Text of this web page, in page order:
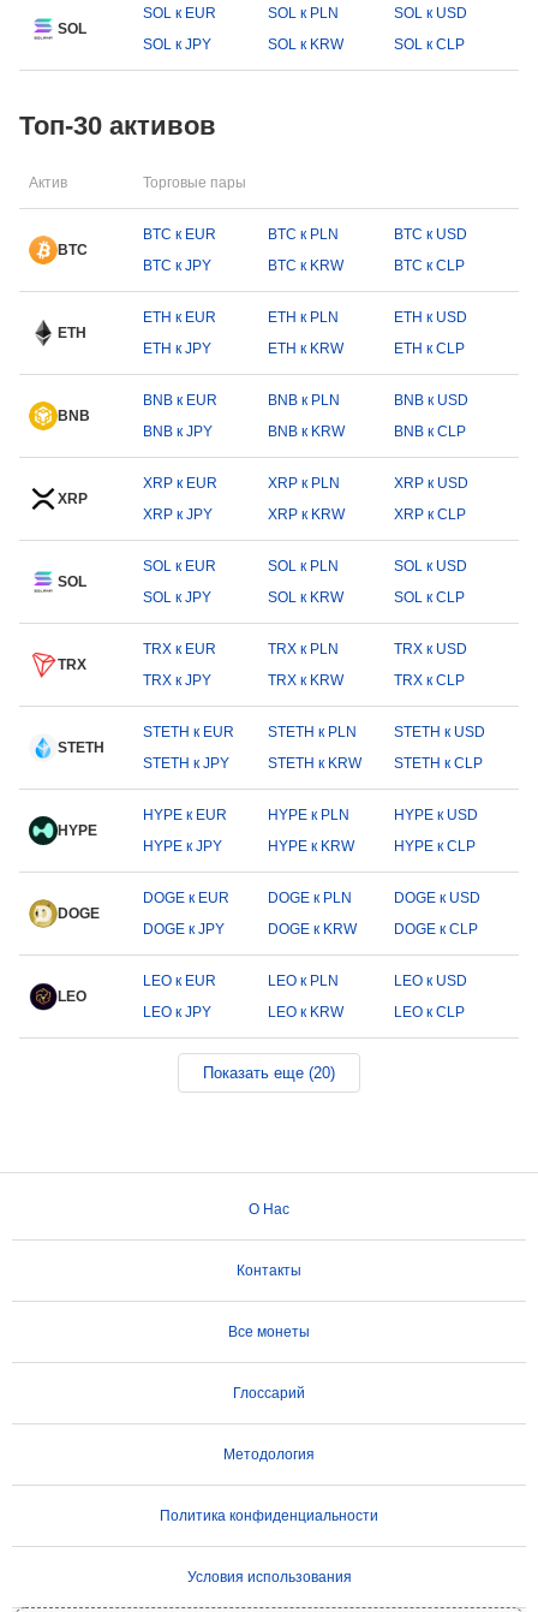
SOL
SOL к EUR SOL к PLN
SOL к USD
SOL к JPY
SOL к KRW SOL к CLP
Топ-30 активов
Актив Торговые пары
BTC
BTC к EUR BTC к PLN
BTC к USD
BTC к JPY
BTC к KRW BTC к CLP
ETH
ETH к EUR ETH к PLN
ETH к USD
ETH к JPY
ETH к KRW ETH к CLP
BNB
BNB к EUR BNB к PLN
BNB к USD
BNB к JPY
BNB к KRW BNB к CLP
XRP
XRP к EUR XRP к PLN
XRP к USD
XRP к JPY
XRP к KRW XRP к CLP
SOL
SOL к EUR SOL к PLN
SOL к USD
SOL к JPY
SOL к KRW SOL к CLP
TRX
TRX к EUR TRX к PLN
TRX к USD
TRX к JPY
TRX к KRW TRX к CLP
STETH
STETH к EUR STETH к PLN
STETH к USD
STETH к JPY
STETH к KRW STETH к CLP
HYPE
HYPE к EUR HYPE к PLN
HYPE к USD
HYPE к JPY
HYPE к KRW HYPE к CLP
DOGE
DOGE к EUR DOGE к PLN
DOGE к USD
DOGE к JPY
DOGE к KRW DOGE к CLP
LEO
LEO к EUR LEO к PLN
LEO к USD
LEO к JPY
LEO к KRW LEO к CLP
Показать еще (20)
О Нас
Контакты
Все монеты
Глоссарий
Методология
Политика конфиденциальности
Условия использования